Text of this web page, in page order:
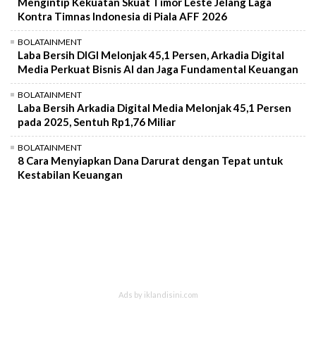
Kontra Timnas Indonesia di Piala AFF 2026
BOLATAINMENT
Laba Bersih DIGI Melonjak 45,1 Persen, Arkadia Digital
Media Perkuat Bisnis AI dan Jaga Fundamental Keuangan
BOLATAINMENT
Laba Bersih Arkadia Digital Media Melonjak 45,1 Persen
pada 2025, Sentuh Rp1,76 Miliar
BOLATAINMENT
8 Cara Menyiapkan Dana Darurat dengan Tepat untuk
Kestabilan Keuangan